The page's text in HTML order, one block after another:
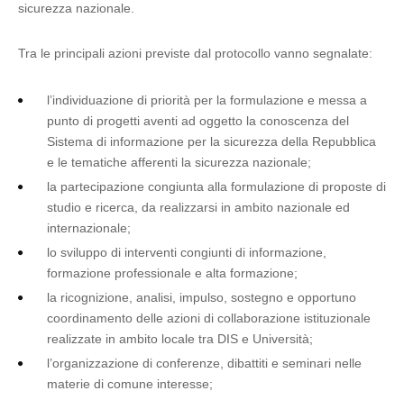
sicurezza nazionale.
Tra le principali azioni previste dal protocollo vanno segnalate:
l’individuazione di priorità per la formulazione e messa a
punto di progetti aventi ad oggetto la conoscenza del
Sistema di informazione per la sicurezza della Repubblica
e le tematiche afferenti la sicurezza nazionale;
la partecipazione congiunta alla formulazione di proposte di
studio e ricerca, da realizzarsi in ambito nazionale ed
internazionale;
lo sviluppo di interventi congiunti di informazione,
formazione professionale e alta formazione;
la ricognizione, analisi, impulso, sostegno e opportuno
coordinamento delle azioni di collaborazione istituzionale
realizzate in ambito locale tra DIS e Università;
l’organizzazione di conferenze, dibattiti e seminari nelle
materie di comune interesse;